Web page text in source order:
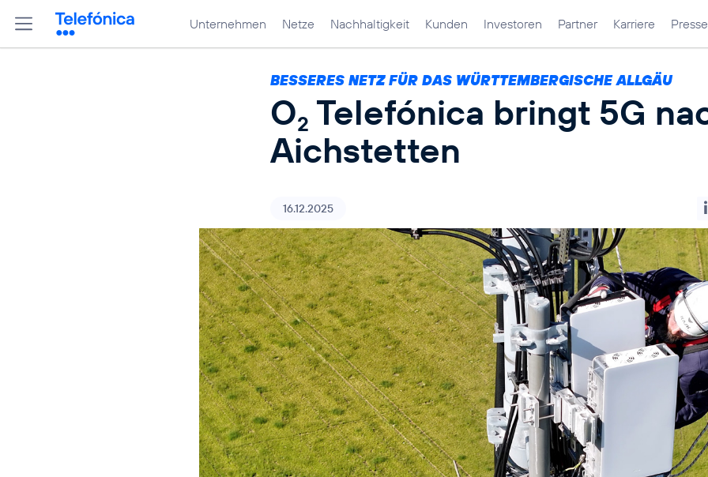
Unternehmen Netze Nachhaltigkeit Kunden Investoren Partner Karriere Presse
BESSERES NETZ FÜR DAS WÜRTTEMBERGISCHE ALLGÄU
O2 Telefónica bringt 5G
Aichstetten
16.12.2025